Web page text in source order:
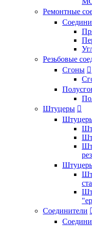
Ремонтные
Резьбовые
Сгоны 
Штуцеры 
Соединители